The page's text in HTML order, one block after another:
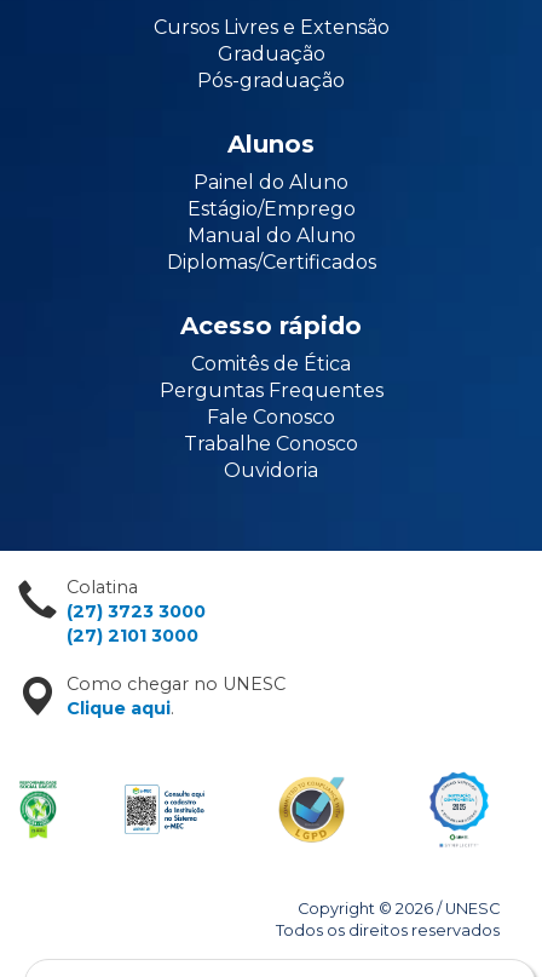
Cursos Livres e Extensão
Graduação
Pós-graduação
Alunos
Painel do Aluno
Estágio/Emprego
Manual do Aluno
Diplomas/Certificados
Acesso rápido
Comitês de Ética
Perguntas Frequentes
Fale Conosco
Trabalhe Conosco
Ouvidoria
Colatina
(27) 3723 3000
(27) 2101 3000
Como chegar no UNESC
Clique aqui.
Copyright © 2026 / UNESC
Todos os direitos reservados